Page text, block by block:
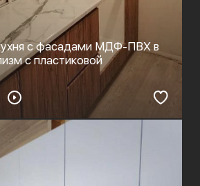
с фасадами МДФ-ПВХ в
с пластиковой